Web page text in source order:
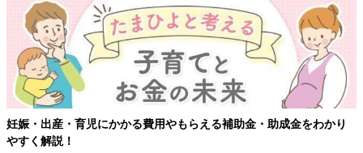
【ワクチン接種できるものも】妊婦の感染症対策、知っておいて！